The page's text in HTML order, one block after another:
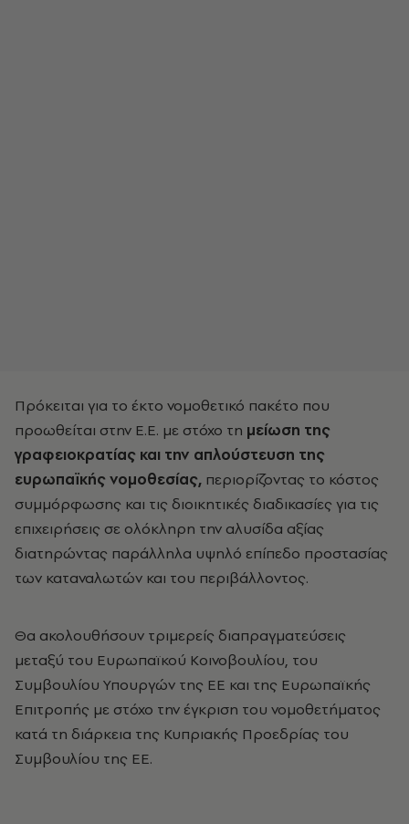
Πρόκειται για το έκτο νομοθετικό πακέτο που
προωθείται στην Ε.Ε. με στόχο τη μείωση της
γραφειοκρατίας και την απλούστευση της
ευρωπαϊκής νομοθεσίας, περιορίζοντας το κόστος
συμμόρφωσης και τις διοικητικές διαδικασίες για τις
επιχειρήσεις σε ολόκληρη την αλυσίδα αξίας
διατηρώντας παράλληλα υψηλό επίπεδο προστασίας
των καταναλωτών και του περιβάλλοντος.
Θα ακολουθήσουν τριμερείς διαπραγματεύσεις
μεταξύ του Ευρωπαϊκού Κοινοβουλίου, του
Συμβουλίου Υπουργών της ΕΕ και της Ευρωπαϊκής
Επιτροπής με στόχο την έγκριση του νομοθετήματος
κατά τη διάρκεια της Κυπριακής Προεδρίας του
Συμβουλίου της ΕΕ.